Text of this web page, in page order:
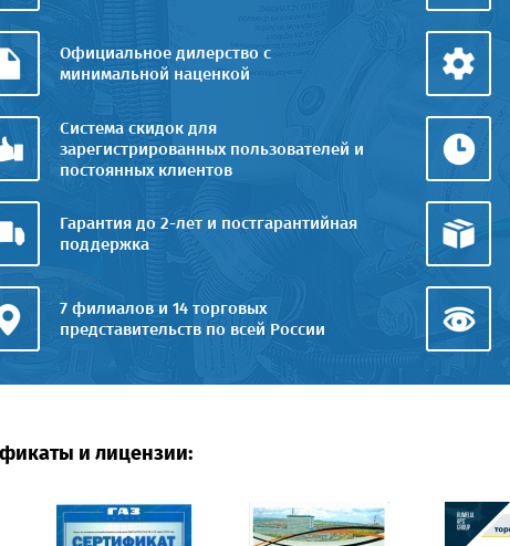
Официальное дилерство с
минимальной наценкой
Система скидок для
зарегистрированных пользователей и
постоянных клиентов
Гарантия до 2-лет и постгарантийная
поддержка
7 филиалов и 14 торговых
представительств по всей России
и лицензии: